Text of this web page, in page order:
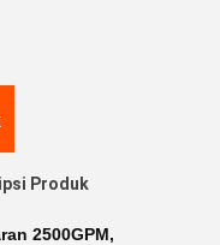
Produk
2500GPM,